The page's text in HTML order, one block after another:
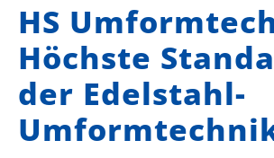
HS
Höchste
der Edelstahl-